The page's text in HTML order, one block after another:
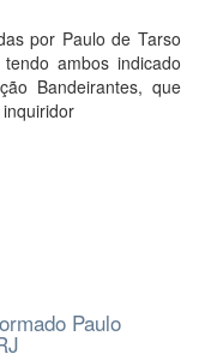
por Paulo de Tarso
ambos indicado
Bandeirantes, que
Paulo